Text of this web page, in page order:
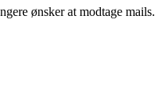
ønsker at modtage mails.